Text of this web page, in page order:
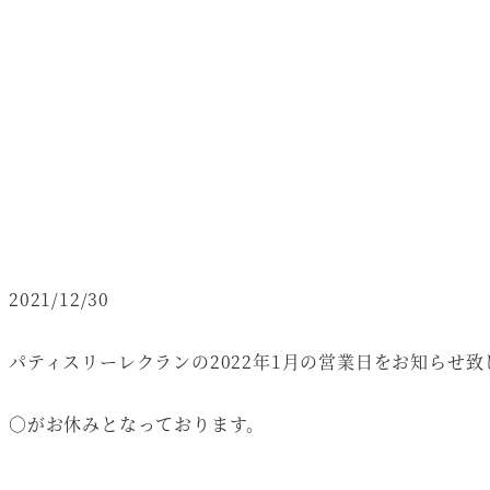
2021/12/30
パティスリーレクランの2022年1月の営業日をお知らせ致
○がお休みとなっております。